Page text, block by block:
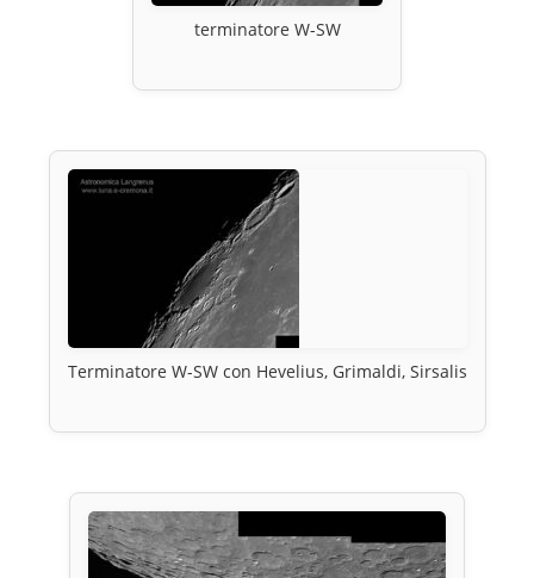
terminatore W-SW
Terminatore W-SW con Hevelius, Grimaldi, Sirsalis